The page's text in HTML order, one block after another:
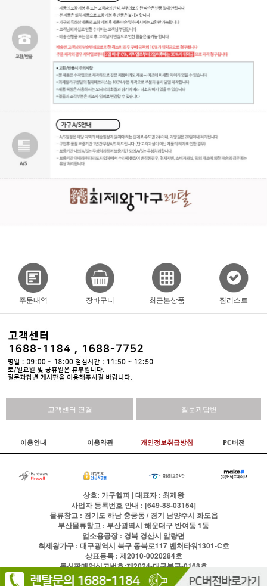
주문내역 장바구니 최근본상품 찜리스트
고객센터 연결 질문과답변
이용안내 이용약관 개인정보취급방침 PC버전
상호: 가구헬퍼 | 대표자 : 최제왕
사업자 등록번호 안내 : [649-88-03154]
물류창고 : 경기도 하남 충궁동 / 경기 남양주시 화도읍
부산물류창고 : 부산광역시 해운대구 반여동 1동
업소용공장 : 경북 경산시 압량면
최제왕가구 : 대구광역시 북구 동북로117 벤처타워1301-C호
상표등록 : 제2010-0020284호
통신판매업신고번호:제2024-대구북구-0168호
전화1688-1184팩스